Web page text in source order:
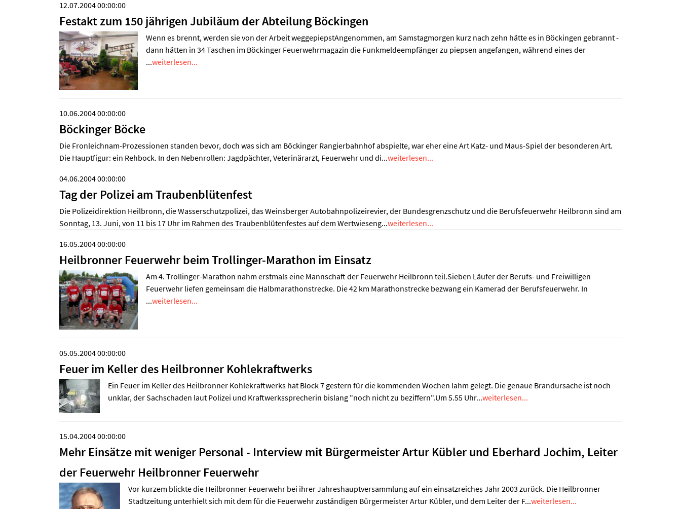
12.07.2004 00:00:00
Festakt zum 150 jährigen Jubiläum der Abteilung Böckingen
Wenn es brennt, werden sie von der Arbeit weggepiepstAngenommen, am Samstagmorgen kurz nach zehn hätte es in Böckingen gebrannt -
dann hätten in 34 Taschen im Böckinger Feuerwehrmagazin die Funkmeldeempfänger zu piepsen angefangen, während eines der
...weiterlesen...
10.06.2004 00:00:00
Böckinger Böcke
Die Fronleichnam-Prozessionen standen bevor, doch was sich am Böckinger Rangierbahnhof abspielte, war eher eine Art Katz- und Maus-Spiel der besonderen Art.
Die Hauptfigur: ein Rehbock. In den Nebenrollen: Jagdpächter, Veterinärarzt, Feuerwehr und di...weiterlesen...
04.06.2004 00:00:00
Tag der Polizei am Traubenblütenfest
Die Polizeidirektion Heilbronn, die Wasserschutzpolizei, das Weinsberger Autobahnpolizeirevier, der Bundesgrenzschutz und die Berufsfeuerwehr Heilbronn sind am
Sonntag, 13. Juni, von 11 bis 17 Uhr im Rahmen des Traubenblütenfestes auf dem Wertwieseng...weiterlesen...
16.05.2004 00:00:00
Heilbronner Feuerwehr beim Trollinger-Marathon im Einsatz
Am 4. Trollinger-Marathon nahm erstmals eine Mannschaft der Feuerwehr Heilbronn teil.Sieben Läufer der Berufs- und Freiwilligen
Feuerwehr liefen gemeinsam die Halbmarathonstrecke. Die 42 km Marathonstrecke bezwang ein Kamerad der Berufsfeuerwehr. In
...weiterlesen...
05.05.2004 00:00:00
Feuer im Keller des Heilbronner Kohlekraftwerks
Ein Feuer im Keller des Heilbronner Kohlekraftwerks hat Block 7 gestern für die kommenden Wochen lahm gelegt. Die genaue Brandursache ist noch
unklar, der Sachschaden laut Polizei und Kraftwerkssprecherin bislang "noch nicht zu beziffern".Um 5.55 Uhr...weiterlesen...
15.04.2004 00:00:00
Mehr Einsätze mit weniger Personal - Interview mit Bürgermeister Artur Kübler und Eberhard Jochim, Leiter
der Feuerwehr Heilbronner Feuerwehr
Vor kurzem blickte die Heilbronner Feuerwehr bei ihrer Jahreshauptversammlung auf ein einsatzreiches Jahr 2003 zurück. Die Heilbronner
Stadtzeitung unterhielt sich mit dem für die Feuerwehr zuständigen Bürgermeister Artur Kübler, und dem Leiter der F...weiterlesen...